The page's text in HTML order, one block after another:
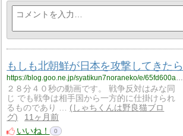
もしも北朝鮮が日本を攻撃してきたら
https://blog.goo.ne.jp/syatikun7noraneko/e/65fd600aec6470decaf470f507aa6500?fm=rss
２８分４０秒の動画です。 戦争反対はみな同
じ でも戦争は相手国から一方的に仕掛けられ
るものであり …
しゃちくんは野良猫ブロ
グ
11ヶ月前
いいね！
0